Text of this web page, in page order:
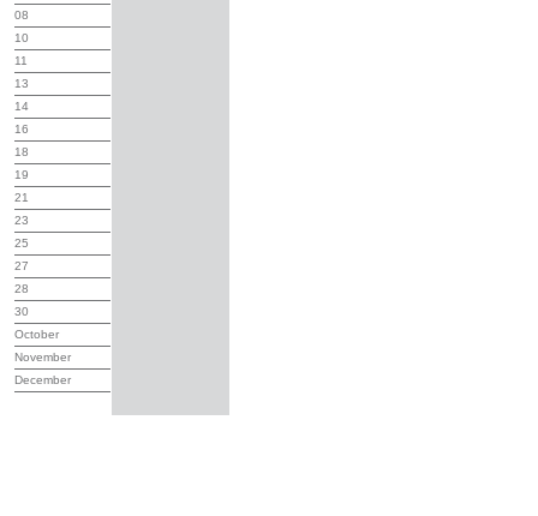
08
10
11
13
14
16
18
19
21
23
25
27
28
30
October
November
December